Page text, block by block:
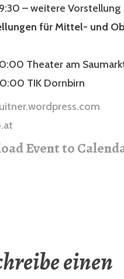
– weitere Vorstellung
für Mittel- und
Theater am
TIK Dornbirn
Event to
einen